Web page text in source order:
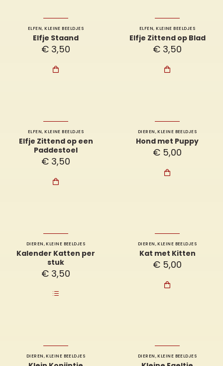
ELFEN,KLEINE BEELDJES
Elfje Staand
€ 3,50

ELFEN,KLEINE BEELDJES
Elfje Zittend op Blad
€ 3,50

ELFEN,KLEINE BEELDJES
Elfje Zittend op een
Paddestoel
€ 3,50

DIEREN,KLEINE BEELDJES
Hond met Puppy
€ 5,00

DIEREN,KLEINE BEELDJES
Kalender Katten per
stuk
€ 3,50
DIEREN,KLEINE BEELDJES
Kat met Kitten
€ 5,00

DIEREN,KLEINE BEELDJES DIEREN,KLEINE BEELDJES